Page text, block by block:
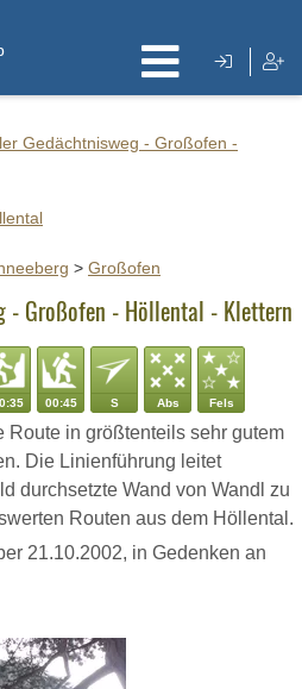
Gedächtnisweg - Großofen -
> Großofen
- Großofen - Höllental - Klettern
00:45 S Abs Fels
Route in größtenteils sehr gutem
Die Linienführung leitet
durchsetzte Wand von Wandl zu
Routen aus dem Höllental.
21.10.2002, in Gedenken an